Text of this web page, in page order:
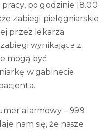
po godzinie 18.00
zabiegi pielęgniarskie
przez lekarza
wynikające z
mogą być
w gabinecie
alarmowy – 999
nam się, że nasze